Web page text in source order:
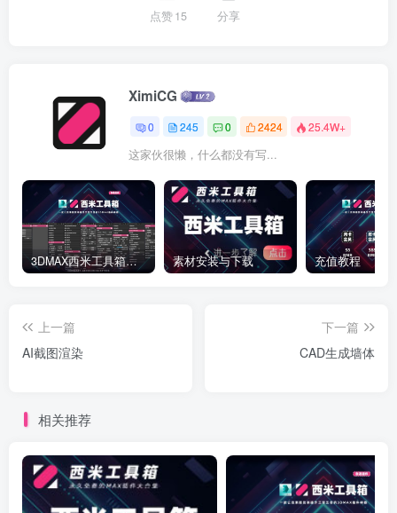
点赞15 分享
XimiCG
0 245 0 2424 25.4W+
这家伙很懒，什么都没有写...
3DMAX西米工具箱下载 素材安装与下载 充值教程
上一篇
AI截图渲染
下一篇
CAD生成墙体
相关推荐